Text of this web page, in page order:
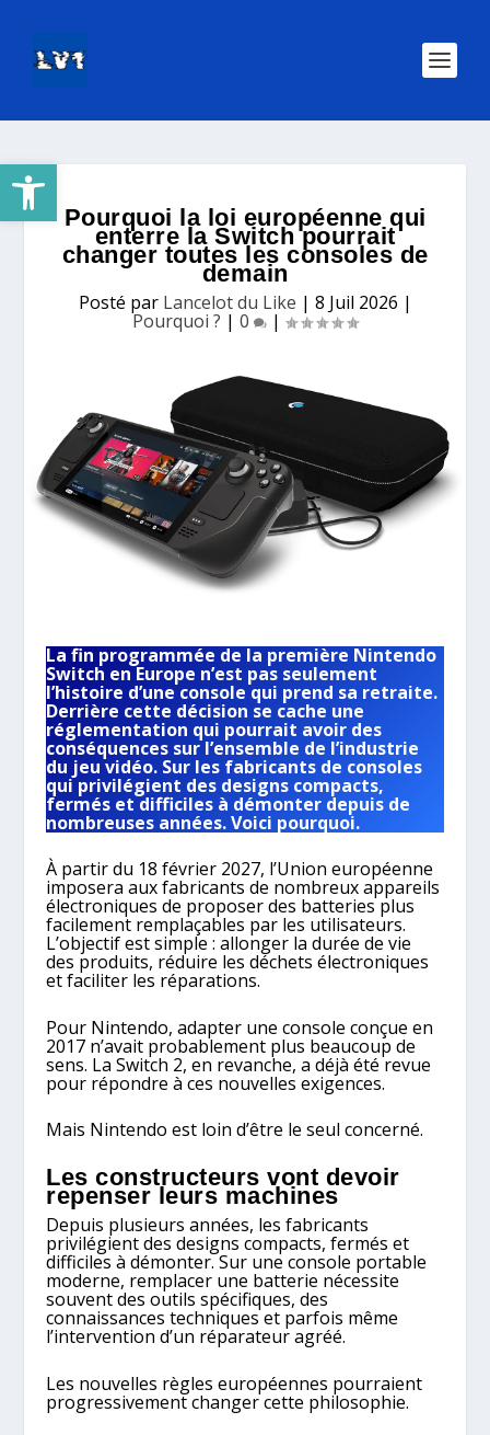
Ouvrir la barre d’outils
Pourquoi la loi européenne qui
enterre la Switch pourrait
changer toutes les consoles de
demain
Posté par Lancelot du Like | 8 Juil 2026 |
Pourquoi ? | 0 |
La fin programmée de la première Nintendo
Switch en Europe n’est pas seulement
l’histoire d’une console qui prend sa retraite.
Derrière cette décision se cache une
réglementation qui pourrait avoir des
conséquences sur l’ensemble de l’industrie
du jeu vidéo. Sur les fabricants de consoles
qui privilégient des designs compacts,
fermés et difficiles à démonter depuis de
nombreuses années. Voici pourquoi.
À partir du 18 février 2027, l’Union européenne
imposera aux fabricants de nombreux appareils
électroniques de proposer des batteries plus
facilement remplaçables par les utilisateurs.
L’objectif est simple : allonger la durée de vie
des produits, réduire les déchets électroniques
et faciliter les réparations.
Pour Nintendo, adapter une console conçue en
2017 n’avait probablement plus beaucoup de
sens. La Switch 2, en revanche, a déjà été revue
pour répondre à ces nouvelles exigences.
Mais Nintendo est loin d’être le seul concerné.
Les constructeurs vont devoir
repenser leurs machines
Depuis plusieurs années, les fabricants
privilégient des designs compacts, fermés et
difficiles à démonter. Sur une console portable
moderne, remplacer une batterie nécessite
souvent des outils spécifiques, des
connaissances techniques et parfois même
l’intervention d’un réparateur agréé.
Les nouvelles règles européennes pourraient
progressivement changer cette philosophie.